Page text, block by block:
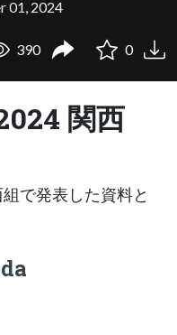
01, 2024
390 0
関西
で発表した資料と